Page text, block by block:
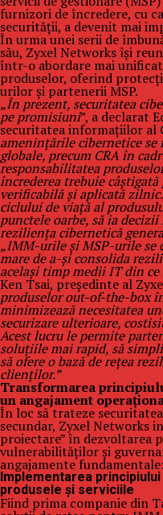
furnizori de încredere, cu
securității, a devenit mai
În urma unei serii de
său, Zyxel Networks își
într-o abordare mai
produselor, oferind
urilor și partenerii MSP.
„În prezent, securitatea
pe promisiuni”, a declarat
securitatea informațiilor al
amenințările cibernetice
globale, precum CRA în
responsabilitatea
încrederea trebuie
verificabilă și aplicată
ciclului de viață al
punctele oarbe, să ia
reziliența cibernetică
„IMM-urile și MSP-urile se
mare de a-și consolida
același timp medii IT din ce
Ken Tsai, președinte al
produselor out-of-the-box
minimizează necesitatea
securizare ulterioare,
Acest lucru le permite
soluțiile mai rapid, să
să ofere o bază de rețea
clienților.”
Transformarea
un angajament
În loc să trateze
secundar, Zyxel Networks
proiectare” în dezvoltarea
vulnerabilităților și
angajamente fundamentale:
Implementarea principiului
produsele și serviciile
Fiind prima companie din